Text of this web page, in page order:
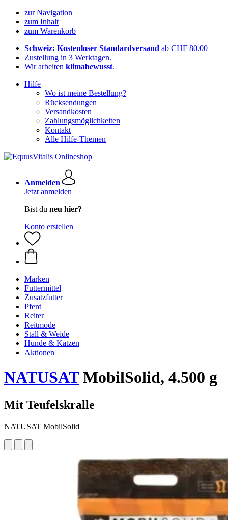
zur Navigation
zum Inhalt
zum Warenkorb
Schweiz: Kostenloser Standardversand ab CHF 80.00
Zustellung in 3 Werktagen.
Wir arbeiten klimabewusst.
Hilfe
Wo ist meine Bestellung?
Rücksendungen
Versandkosten
Zahlungsmöglichkeiten
Kontakt
Alle Hilfe-Themen
Anmelden
Jetzt anmelden
Bist du neu hier?
Konto erstellen
Marken
Futtermittel
Zusatzfutter
Pferd
Reiter
Reitmode
Stall & Weide
Hunde & Katzen
Aktionen
NATUSATMobilSolid, 4.500 g
Mit Teufelskralle
NATUSAT MobilSolid